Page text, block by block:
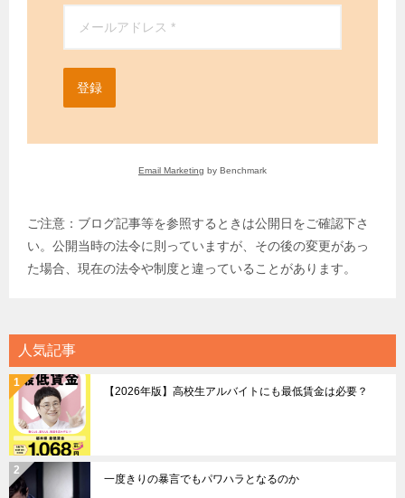
登録
Email Marketing by Benchmark
ご注意：ブログ記事等を参照するときは公開日をご確認下さ
い。公開当時の法令に則っていますが、その後の変更があっ
た場合、現在の法令や制度と違っていることがあります。
人気記事
【2026年版】高校生アルバイトにも最低賃金は必要？
一度きりの暴言でもパワハラとなるのか